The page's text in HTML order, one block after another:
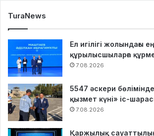
TuraNews
Ел игілігі жолындағы
құрылысшыларға
7.08.2026
5547 әскери
қызмет күні» іс-
7.08.2026
Қаржылық